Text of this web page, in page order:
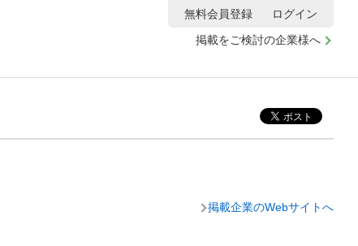
掲載をご検討の企業様へ
無料会員登録 ログイン
掲載企業のWebサイトへ